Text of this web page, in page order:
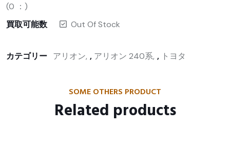
(0 ：)
買取可能数
Out Of Stock
カテゴリー アリオン , アリオン 240系 , トヨタ
SOME OTHERS PRODUCT
Related products